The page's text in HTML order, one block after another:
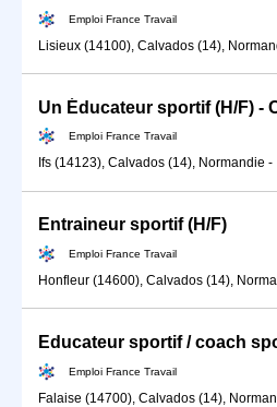
Emploi France Travail
Lisieux (14100), Calvados (14),
Emploi France Travail
Ifs (14123), Calvados (14), Normandie -
Entraineur sportif (H/F)
Emploi France Travail
Honfleur (14600), Calvados (14),
Educateur sportif / coach
Emploi France Travail
Falaise (14700), Calvados (14),